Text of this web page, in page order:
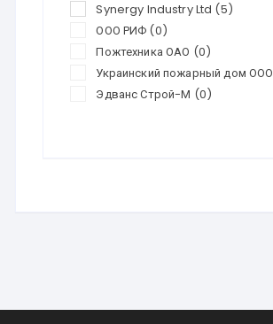
Synergy Industry Ltd (5)
ООО РИФ (0)
Пожтехника ОАО (0)
Украинский пожарный дом ООО
Эдванс Строй-М (0)